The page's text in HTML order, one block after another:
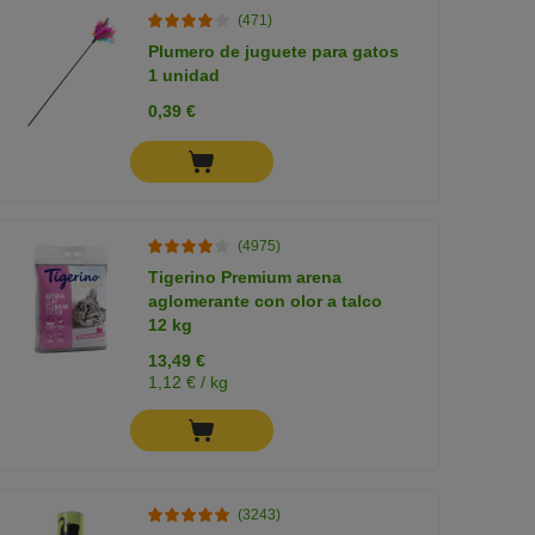
(471)
Plumero de juguete para gatos
1 unidad
0,39 €
(4975)
Tigerino Premium arena
aglomerante con olor a talco
12 kg
13,49 €
1,12 € / kg
(3243)